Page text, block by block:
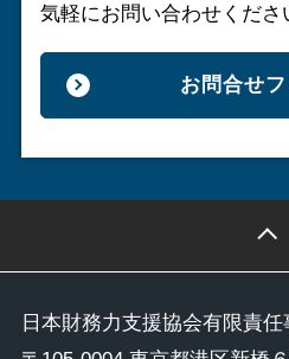
気軽にお問い合わせくださ
お問合せ
日本財務力支援協会有限責任